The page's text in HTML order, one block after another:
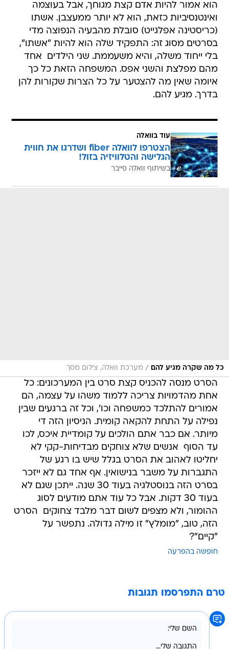
הוא אמור להיות אדם קצת מגוחך, אבל בעוצמה
ואינטנסיביות כזאת, הוא לא יותר ממעצבן. אשתו
(כריסטינה אפלגייט) סובלת מהבעיה הנפוצה מדי
בסרטים מסוג זה: התפקיד שלה הוא להיות "אשתו",
בלי ייחוד משלה, והיא משעממת. שני הילדים  אחד
מהם מפלצת והשני אפס. המשפחה הזאת כל כך
איומה שאין מה להצטער על כל הצרות שקורות להן
בדרך. מגיע להם.
עוד בוואלה
הצטרפו לוואלה fiber ושדרגו את חווית
הגלישה והטלוויזיה בזול!
בשיתוף וואלה פייבר
כל מה שקרה מגיע להם / מערכת וואלה, צילום מסך
הסרט מנסה להכניס קצת סרט בין המערכונים: כל
אחת מהדמויות צריכה ללמוד משהו על עצמה, הם
אמורים להתלכד כמשפחה וכו', וכל זה ברגעים שבין
נפילה על התחת להקאה קומית. הניסיון הזה די
מיותר. אם כבר אתם הולכים על קומדיית איכס, לכו
עד הסוף  אנשים שלא צוחקים מבדיחות-קקי לא
יחליטו לאהוב את הסרט בגלל שיש בו רגע של
התגברות על משבר בנישואין. אף אחד גם לא ייזכר
בסרט הזה בנוסטלגיה בעוד 30 שנה. ייתכן שגם לא
בעוד 30 דקות. אבל כל עוד אתם מודעים לסוג
ההומור, ולא מצפים לשום דבר מלבד צחוקים  הסרט
הזה, טוב, "מומלץ" זו מילה גדולה. נתפשר על
"קיים"?
חופשה בהפרעה
טרם התפרסמו תגובות